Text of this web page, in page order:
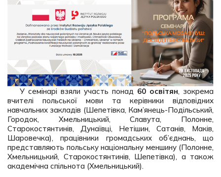
У семінарі взяли участь понад 60 освітян, зокрема
вчителі польської мови та керівники відповідних
навчальних закладів (Шепетівка, Кам’янець-Подільський,
Городок, Хмельницький, Славута, Полонне,
Старокостянтинів, Дунаївці, Нетішин, Сатанів, Маків,
Шаровечка), працівники громадських об’єднань, що
представляють польську національну меншину (Полонне,
Хмельницький, Старокостянтинів, Шепетівка), а також
академічна спільнота (Хмельницький).